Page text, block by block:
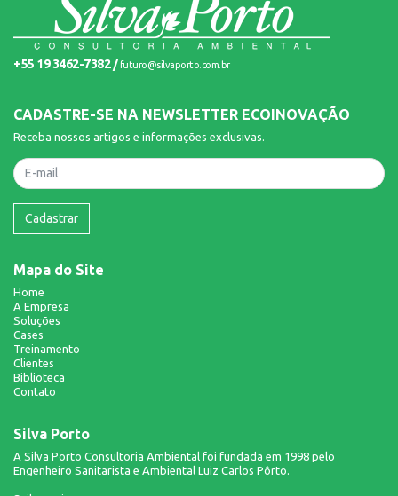
+55 19 3462-7382 /futuro@silvaporto.com.br
CADASTRE-SE NA NEWSLETTER ECOINOVAÇÃO
Receba nossos artigos e informações exclusivas.
Nome
Cadastrar
Mapa do Site
Home
A Empresa
Soluções
Cases
Treinamento
Clientes
Biblioteca
Contato
Silva Porto
A Silva Porto Consultoria Ambiental foi fundada em 1998 pelo
Engenheiro Sanitarista e Ambiental Luiz Carlos Pôrto.